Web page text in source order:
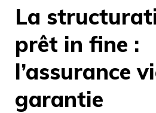
La
prêt in fine :
l’assurance
garantie